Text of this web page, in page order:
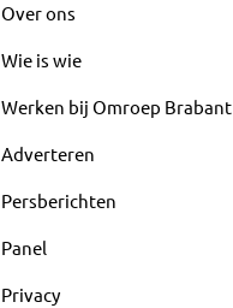
Over ons
Wie is wie
Werken bij Omroep Brabant
Adverteren
Persberichten
Panel
Privacy